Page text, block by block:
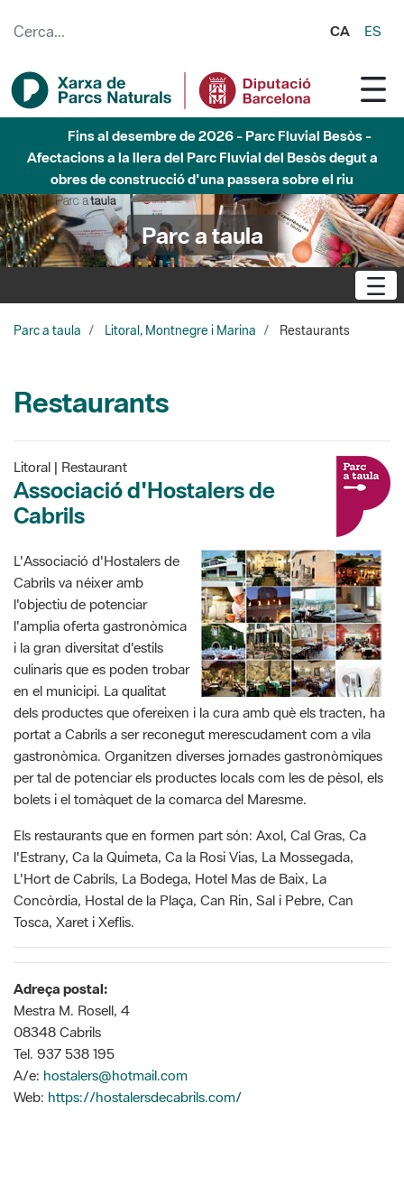
CA ES
Fins al desembre de 2026 - Parc Fluvial Besòs -
Afectacions a la llera del Parc Fluvial del Besòs degut a
obres de construcció d'una passera sobre el riu
Parc a taula
Parc a taula Litoral, Montnegre i Marina Restaurants
Restaurants
Litoral | Restaurant
Associació d'Hostalers de
Cabrils
L'Associació d'Hostalers de
Cabrils va néixer amb
l'objectiu de potenciar
l'amplia oferta gastronòmica
i la gran diversitat d'estils
culinaris que es poden trobar
en el municipi. La qualitat
dels productes que ofereixen i la cura amb què els tracten, ha
portat a Cabrils a ser reconegut merescudament com a vila
gastronòmica. Organitzen diverses jornades gastronòmiques
per tal de potenciar els productes locals com les de pèsol, els
bolets i el tomàquet de la comarca del Maresme.
Els restaurants que en formen part són: Axol, Cal Gras, Ca
l'Estrany, Ca la Quimeta, Ca la Rosi Vias, La Mossegada,
L'Hort de Cabrils, La Bodega, Hotel Mas de Baix, La
Concòrdia, Hostal de la Plaça, Can Rin, Sal i Pebre, Can
Tosca, Xaret i Xeflis.
Adreça postal:
Mestra M. Rosell, 4
08348 Cabrils
Tel. 937 538 195
A/e: hostalers@hotmail.com
Web: https://hostalersdecabrils.com/